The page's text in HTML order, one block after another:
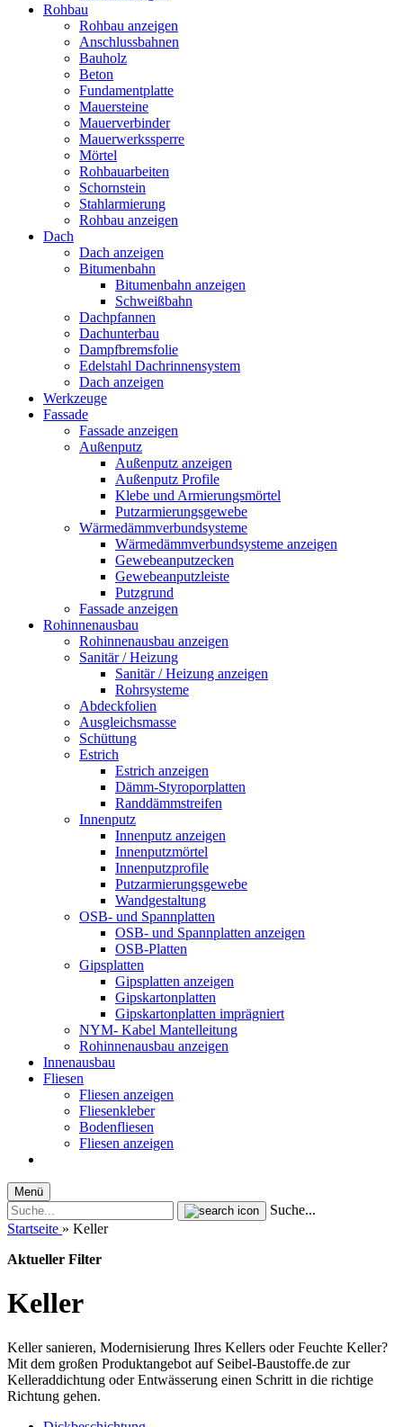
Rohbau
Rohbau anzeigen
Anschlussbahnen
Bauholz
Beton
Fundamentplatte
Mauersteine
Mauerverbinder
Mauerwerkssperre
Mörtel
Rohbauarbeiten
Schornstein
Stahlarmierung
Rohbau anzeigen
Dach
Dach anzeigen
Bitumenbahn
Bitumenbahn anzeigen
Schweißbahn
Dachpfannen
Dachunterbau
Dampfbremsfolie
Edelstahl Dachrinnensystem
Dach anzeigen
Werkzeuge
Fassade
Fassade anzeigen
Außenputz
Außenputz anzeigen
Außenputz Profile
Klebe und Armierungsmörtel
Putzarmierungsgewebe
Wärmedämmverbundsysteme
Wärmedämmverbundsysteme anzeigen
Gewebeanputzecken
Gewebeanputzleiste
Putzgrund
Fassade anzeigen
Rohinnenausbau
Rohinnenausbau anzeigen
Sanitär / Heizung
Sanitär / Heizung anzeigen
Rohrsysteme
Abdeckfolien
Ausgleichsmasse
Schüttung
Estrich
Estrich anzeigen
Dämm-Styroporplatten
Randdämmstreifen
Innenputz
Innenputz anzeigen
Innenputzmörtel
Innenputzprofile
Putzarmierungsgewebe
Wandgestaltung
OSB- und Spannplatten
OSB- und Spannplatten anzeigen
OSB-Platten
Gipsplatten
Gipsplatten anzeigen
Gipskartonplatten
Gipskartonplatten imprägniert
NYM- Kabel Mantelleitung
Rohinnenausbau anzeigen
Innenausbau
Fliesen
Fliesen anzeigen
Fliesenkleber
Bodenfliesen
Fliesen anzeigen
Menü
Suche...
Startseite » Keller
Aktueller Filter
Keller
Keller sanieren, Modernisierung Ihres Kellers oder Feuchte Keller?
Mit dem großen Produktangebot auf Seibel-Baustoffe.de zur
Kelleraddichtung oder Entwässerung einen Schritt in die richtige
Richtung gehen.